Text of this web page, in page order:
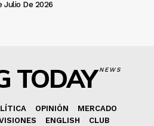
Julio De 2026
TODAYNEWS
OPINIÓN
MERCADO
ENGLISH CLUB